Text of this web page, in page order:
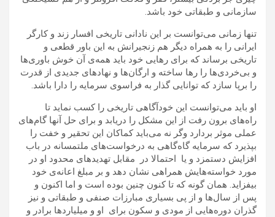
سازمانی و طبقاتی خود باشد.
تنها زمانی می‌توانست بر این نادانی تاریخی افسار زند و کارگر
ایرانی را به همراه دیگر هم زنجیرانش به این باور قطعی و
تاریخی برساند که برای رهایی خود باید همه‌ی آن خوش باوری‌ها
و بی‌خردی‌ها را رها ساخته و ارگان‌ها و نهادهای جدیدی از قدرت
را برپا سازد که توانایی گذار به فراسوی سرمایه را دارا باشد.
او باید می‌توانست این خودآگاهی تاریخی را کسب نماید تا
راه‌های برون رفت از این مشکل را دریابد و برای حل آنها گام‌های
عملی موثر بردارد وگر نه می‌باید کماکان این تحقیر و خفت را
بپذیرد که سرمایه گاه‌گاهی به درخواست‌های ملتمسانه در باب
افزایش دستمزد و یا احتمالا در مقابل تهدیدهای محدود او در
مورد خواسته‌هایش همراهی نشان دهد و بر مبلغ اعانه‌ی خود
بیفزاید. همان گونه که تا کنون چنین بوده است و اما اکنون و
پس از سال‌ها و از پی بسیاری مبارزات صنفی و طبقاتی و نیز
گذران دوره‌هایی از مودی و سکون برای او و میلیاردها برادر و